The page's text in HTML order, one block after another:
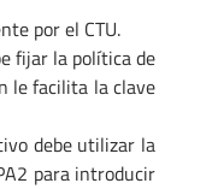
por el CTU.
fijar la política de
le facilita la clave
debe utilizar la
para introducir